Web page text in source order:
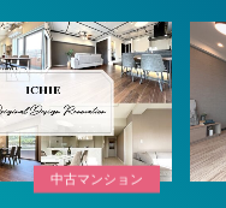
中古マンション